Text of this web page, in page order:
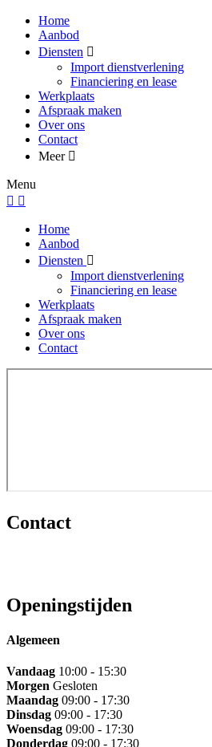
Home
Aanbod
Diensten
Import dienstverlening
Financiering en lease
Werkplaats
Afspraak maken
Over ons
Contact
Meer
Menu
Home
Aanbod
Diensten
Import dienstverlening
Financiering en lease
Werkplaats
Afspraak maken
Over ons
Contact
Contact
Openingstijden
Algemeen
Vandaag 10:00 - 15:30
Morgen Gesloten
Maandag 09:00 - 17:30
Dinsdag 09:00 - 17:30
Woensdag 09:00 - 17:30
Donderdag 09:00 - 17:30